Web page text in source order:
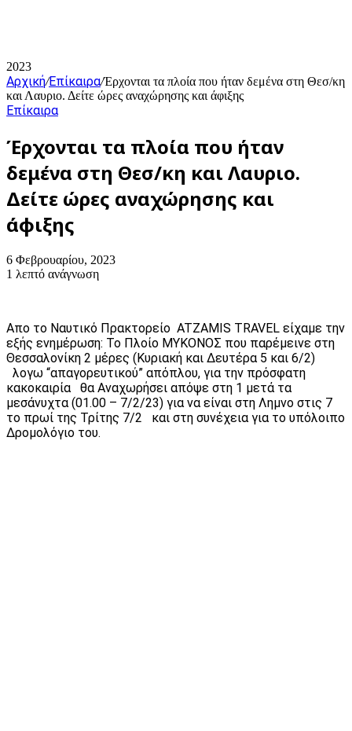
2023
Αρχική/Επίκαιρα/Έρχονται τα πλοία που ήταν δεμένα στη Θεσ/κη
και Λαυριο. Δείτε ώρες αναχώρησης και άφιξης
Επίκαιρα
Έρχονται τα πλοία που ήταν
δεμένα στη Θεσ/κη και Λαυριο.
Δείτε ώρες αναχώρησης και
άφιξης
6 Φεβρουαρίου, 2023
1 λεπτό ανάγνωση
Απο το Ναυτικό Πρακτορείο ATZAMIS TRAVEL είχαμε την
εξής ενημέρωση: Το Πλοίο ΜΥΚΟΝΟΣ που παρέμεινε στη
Θεσσαλονίκη 2 μέρες (Κυριακή και Δευτέρα 5 και 6/2)
λογω “απαγορευτικού” απόπλου, για την πρόσφατη
κακοκαιρία θα Αναχωρήσει απόψε στη 1 μετά τα
μεσάνυχτα (01.00 – 7/2/23) για να είναι στη Λημνο στις 7
το πρωί της Τρίτης 7/2 και στη συνέχεια για το υπόλοιπο
Δρομολόγιο του.